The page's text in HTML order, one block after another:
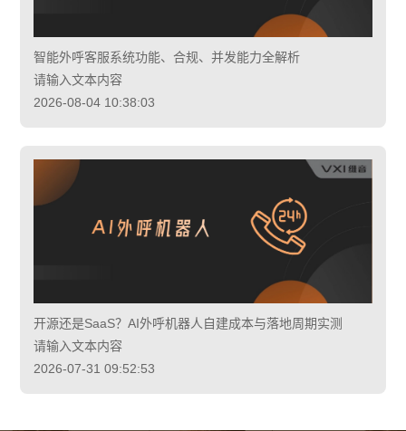
智能外呼客服系统功能、合规、并发能力全解析
请输入文本内容
2026-08-04 10:38:03
开源还是SaaS？AI外呼机器人自建成本与落地周期实测
请输入文本内容
2026-07-31 09:52:53